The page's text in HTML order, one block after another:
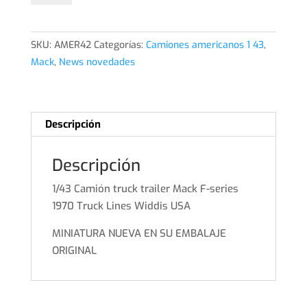
Mack
F-
Truck
Lines
cantidad
SKU: AMER42 Categorías: Camiones americanos 1 43,
Mack, News novedades
Descripción
Descripción
1/43 Camión truck trailer Mack F-series
1970 Truck Lines Widdis USA
MINIATURA NUEVA EN SU EMBALAJE
ORIGINAL